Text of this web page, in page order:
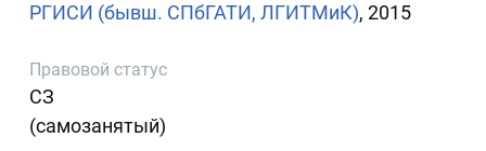
РГИСИ (бывш. СПбГАТИ, ЛГИТМиК), 2015
Правовой статус
СЗ
(самозанятый)